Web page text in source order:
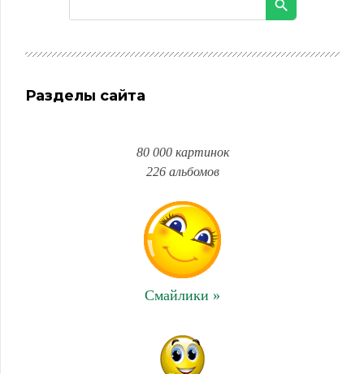
Разделы сайта
80 000 картинок
226 альбомов
Смайлики »